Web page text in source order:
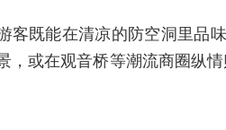
客既能在清凉的防空洞里品
，或在观音桥等潮流商圈纵